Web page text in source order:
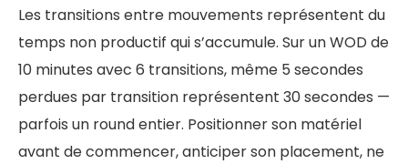
Les transitions entre mouvements représentent du
temps non productif qui s’accumule. Sur un WOD de
10 minutes avec 6 transitions, même 5 secondes
perdues par transition représentent 30 secondes —
parfois un round entier. Positionner son matériel
avant de commencer, anticiper son placement, ne